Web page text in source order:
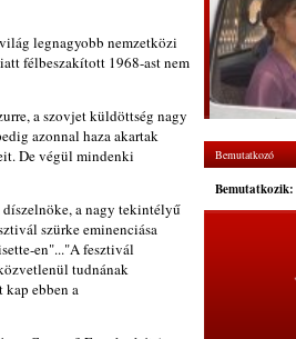
legnagyobb nemzetközi
félbeszakított 1968-ast nem
a szovjet küldöttség nagy
azonnal haza akartak
De végül mindenki
díszelnöke, a nagy tekintélyű
szürke eminenciása
en"..."A fesztivál
tudnának
ebben a
Bemutatkozó
Bemutatkozik: